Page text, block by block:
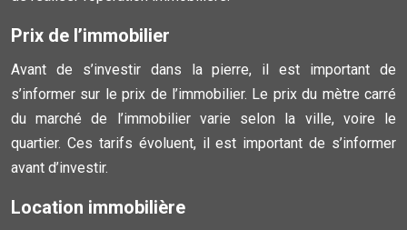
Prix de l’immobilier
Avant de s’investir dans la pierre, il est important de
s’informer sur le prix de l’immobilier. Le prix du mètre carré
du marché de l’immobilier varie selon la ville, voire le
quartier. Ces tarifs évoluent, il est important de s’informer
avant d’investir.
Location immobilière